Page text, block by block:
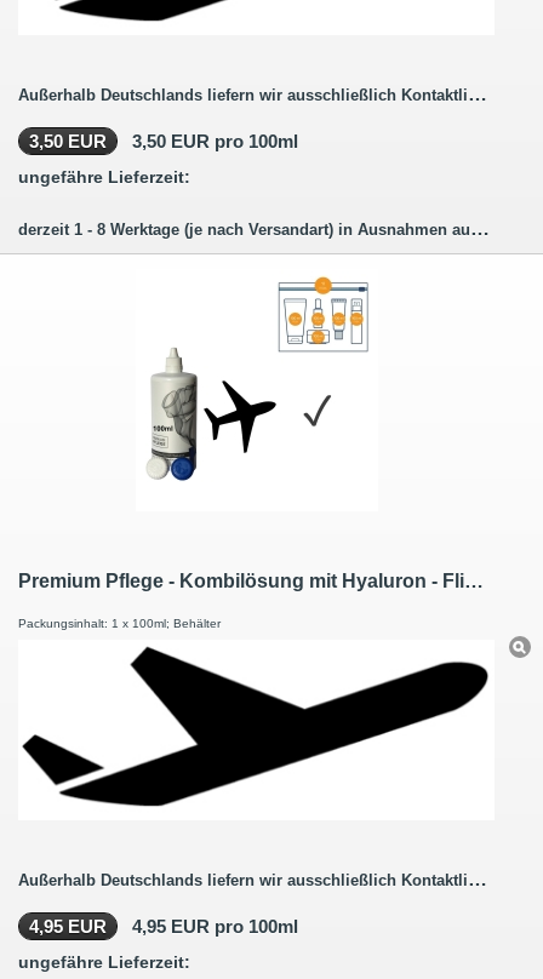
Außerhalb Deutschlands liefern wir ausschließlich Kontaktlinsenbestellungen ohne Pflegemittel.
3,50 EUR 3,50 EUR pro 100ml
ungefähre Lieferzeit:
derzeit 1 - 8 Werktage (je nach Versandart) in Ausnahmen auch länger.
Premium Pflege - Kombilösung mit Hyaluron - Flightpack 100ml
Packungsinhalt: 1 x 100ml; Behälter
Außerhalb Deutschlands liefern wir ausschließlich Kontaktlinsenbestellungen ohne Pflegemittel.
4,95 EUR 4,95 EUR pro 100ml
ungefähre Lieferzeit: